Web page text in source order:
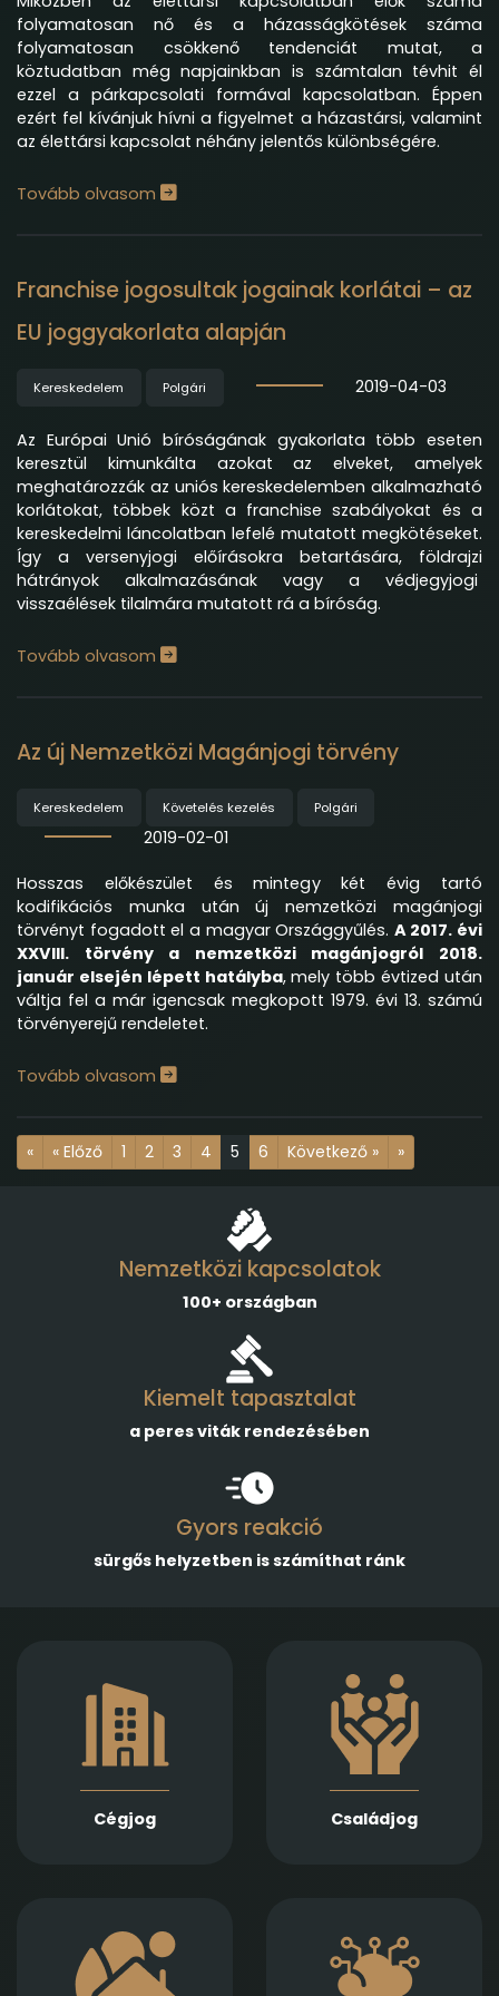
folyamatosan nő és a házasságkötések száma
folyamatosan csökkenő tendenciát mutat, a
köztudatban még napjainkban is számtalan tévhit él
ezzel a párkapcsolati formával kapcsolatban. Éppen
ezért fel kívánjuk hívni a figyelmet a házastársi, valamint
az élettársi kapcsolat néhány jelentős különbségére.
Tovább olvasom
Franchise jogosultak jogainak korlátai – az
EU joggyakorlata alapján
Kereskedelem Polgári 2019-04-03
Az Európai Unió bíróságának gyakorlata több eseten
keresztül kimunkálta azokat az elveket, amelyek
meghatározzák az uniós kereskedelemben alkalmazható
korlátokat, többek közt a franchise szabályokat és a
kereskedelmi láncolatban lefelé mutatott megkötéseket.
Így a versenyjogi előírásokra betartására, földrajzi
hátrányok alkalmazásának vagy a védjegyjogi
visszaélések tilalmára mutatott rá a bíróság.
Tovább olvasom
Az új Nemzetközi Magánjogi törvény
Kereskedelem Követelés kezelés Polgári
2019-02-01
Hosszas előkészület és mintegy két évig tartó
kodifikációs munka után új nemzetközi magánjogi
törvényt fogadott el a magyar Országgyűlés. A 2017. évi
XXVIII. törvény a nemzetközi magánjogról 2018.
január elsején lépett hatályba, mely több évtized után
váltja fel a már igencsak megkopott 1979. évi 13. számú
törvényerejű rendeletet.
Tovább olvasom
« « Előző 1 2 3 4 5 6 Következő » »
Nemzetközi kapcsolatok
100+ országban
Kiemelt tapasztalat
a peres viták rendezésében
Gyors reakció
sürgős helyzetben is számíthat ránk
Cégjog
módosításában és
átalakulásában
biztosítunk teljes körű
szolgáltatást
Jogi képviseletet
vállalunk
végelszámolás, csőd-
Családjog
megalapozott jogi
támogatást nyújtunk
házassági bontóper,
vagyonmegosztás,
tartásdíj,
gyermekelhelyezés,
szülői felügyelet,
apasági vélelem,
Ingatlan adásvétel,
ajándékozás, bérlet,
fejlesztés és
technológiai
szerződések,
adatvédelmi és